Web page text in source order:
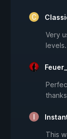
Very
levels.
This